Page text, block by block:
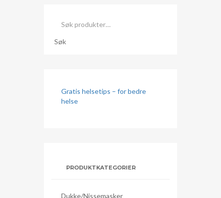
etter:
Søk
Gratis helsetips – for bedre
helse
PRODUKTKATEGORIER
Dukke/nissemasker